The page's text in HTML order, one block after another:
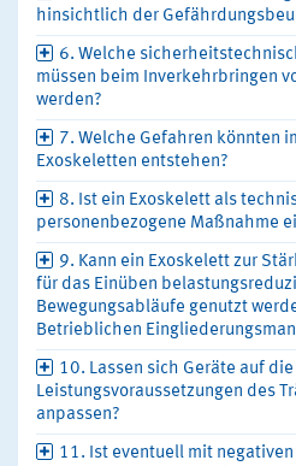
hinsichtlich der
6. Welche
müssen beim Inverkehrbringen
werden?
7. Welche Gefahren könnten
Exoskeletten entstehen?
8. Ist ein Exoskelett als
personenbezogene Maßnahme
9. Kann ein Exoskelett zur
für das Einüben
Bewegungsabläufe genutzt
Betrieblichen
10. Lassen sich Geräte auf
Leistungsvoraussetzungen des
anpassen?
11. Ist eventuell mit